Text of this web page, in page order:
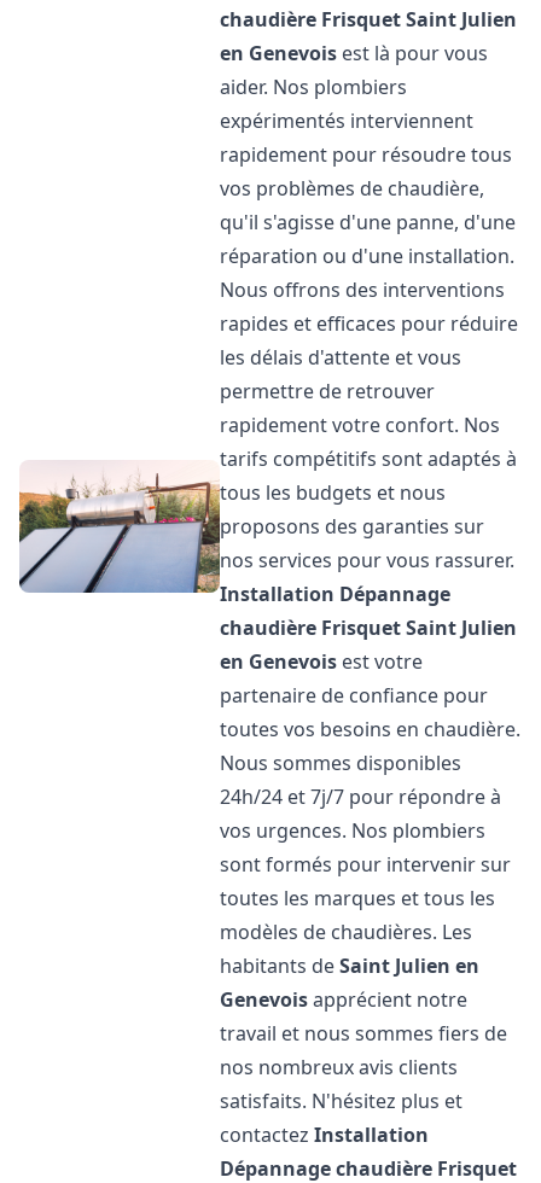
chaudière FrisquetSaint Julien
en Genevois est là pour vous
aider. Nos plombiers
expérimentés interviennent
rapidement pour résoudre tous
vos problèmes de chaudière,
qu'il s'agisse d'une panne, d'une
réparation ou d'une installation.
Nous offrons des interventions
rapides et efficaces pour réduire
les délais d'attente et vous
permettre de retrouver
rapidement votre confort. Nos
tarifs compétitifs sont adaptés à
tous les budgets et nous
proposons des garanties sur
nos services pour vous rassurer.
Installation Dépannage
chaudière FrisquetSaint Julien
en Genevois est votre
partenaire de confiance pour
toutes vos besoins en chaudière.
Nous sommes disponibles
24h/24 et 7j/7 pour répondre à
vos urgences. Nos plombiers
sont formés pour intervenir sur
toutes les marques et tous les
modèles de chaudières. Les
habitants deSaint Julien en
Genevoisapprécient notre
travail et nous sommes fiers de
nos nombreux avis clients
satisfaits. N'hésitez plus et
contactezInstallation
Dépannage chaudière Frisquet